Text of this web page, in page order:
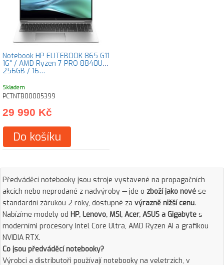
Notebook HP ELITEBOOK 865 G11
16" / AMD Ryzen 7 PRO 8840U /
256GB / 16…
Skladem
PCTNTB00005399
29 990 Kč
Do košíku
Předváděcí notebooky jsou stroje vystavené na propagačních
akcích nebo neprodané z nadvýroby — jde o zboží jako nové se
standardní zárukou 2 roky, dostupné za výrazně nižší cenu.
Nabízíme modely od HP, Lenovo, MSI, Acer, ASUS a Gigabyte s
moderními procesory Intel Core Ultra, AMD Ryzen AI a grafikou
NVIDIA RTX.
Co jsou předváděcí notebooky?
Výrobci a distributoři používají notebooky na veletrzích, v